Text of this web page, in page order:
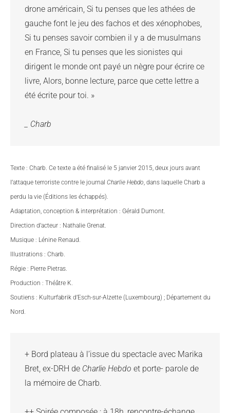
drone américain, Si tu penses que les athées de
gauche font le jeu des fachos et des xénophobes,
Si tu penses savoir combien il y a de musulmans
en France, Si tu penses que les sionistes qui
dirigent le monde ont payé un nègre pour écrire ce
livre, Alors, bonne lecture, parce que cette lettre a
été écrite pour toi. »
_ Charb
Texte : Charb. Ce texte a été finalisé le 5 janvier 2015, deux jours avant
l’attaque terroriste contre le journal Charlie Hebdo, dans laquelle Charb a
perdu la vie (Éditions les échappés).
Adaptation, conception & interprétation : Gérald Dumont.
Direction d’acteur : Nathalie Grenat.
Musique : Lénine Renaud.
Illustrations : Charb.
Régie : Pierre Pietras.
Production : Théâtre K.
Soutiens : Kulturfabrik d’Esch-sur-Alzette (Luxembourg) ; Département du
Nord.
+ Bord plateau à l’issue du spectacle avec Marika
Bret, ex-DRH de Charlie Hebdo et porte- parole de
la mémoire de Charb.